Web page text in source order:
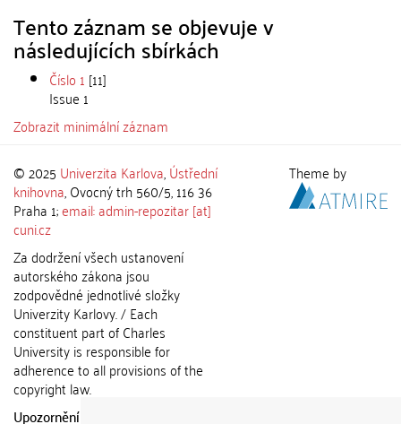
Tento záznam se objevuje v
následujících sbírkách
Číslo 1 [11]
Issue 1
Zobrazit minimální záznam
© 2025 Univerzita Karlova,Ústřední
knihovna, Ovocný trh 560/5, 116 36
Praha 1;email: admin-repozitar [at]
cuni.cz
Za dodržení všech ustanovení
autorského zákona jsou
zodpovědné jednotlivé složky
Univerzity Karlovy. / Each
constituent part of Charles
University is responsible for
adherence to all provisions of the
copyright law.
Upozornění / Notice:
Theme by